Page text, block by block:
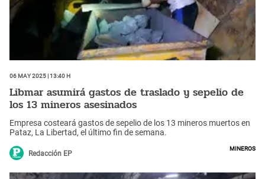
06 May 2025 | 13:40 h
Libmar asumirá gastos de traslado y sepelio de
los 13 mineros asesinados
Empresa costeará gastos de sepelio de los 13 mineros muertos en
Pataz, La Libertad, el último fin de semana.
Redacción EP
mineros